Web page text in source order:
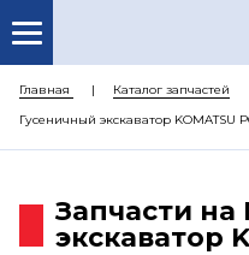
Главная Каталог запчастей
Гусеничный экскаватор KOMATSU
Запчасти
экскаватор